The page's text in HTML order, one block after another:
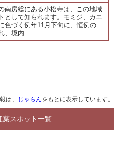
南房総にある小松寺は、この地域
として知られます。モミジ、カエ
色づく例年11月下旬に、恒例の
、境内…
は、 じゃらんをもとに表示しています。
葉スポット一覧